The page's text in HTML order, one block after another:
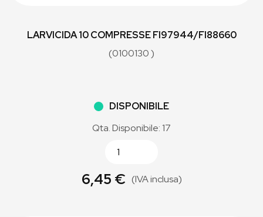
LARVICIDA 10 COMPRESSE FI97944/FI88660
(0100130 )
DISPONIBILE
Qta. Disponibile: 17
6,45 € (IVA inclusa)